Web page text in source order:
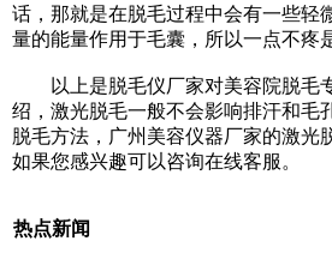
话，那就是在脱毛过程中会有一些轻
量的能量作用于毛囊，所以一点不疼
以上是脱毛仪厂家对美容院脱毛
绍，激光脱毛一般不会影响排汗和毛
脱毛方法，广州美容仪器厂家的激光
如果您感兴趣可以咨询在线客服。
热点新闻